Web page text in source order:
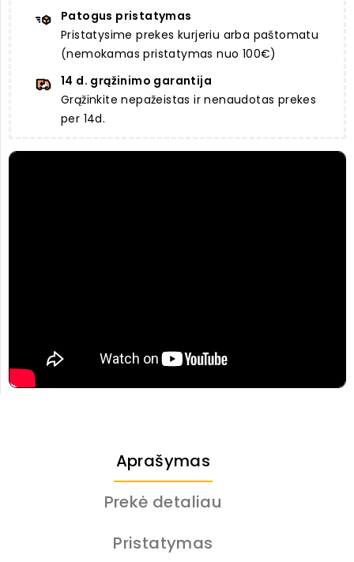
Patogus pristatymas
Pristatysime prekes kurjeriu arba paštomatu
(nemokamas pristatymas nuo 100€)
14 d. grąžinimo garantija
Grąžinkite nepažeistas ir nenaudotas prekes
per 14d.
Aprašymas
Prekė detaliau
Pristatymas